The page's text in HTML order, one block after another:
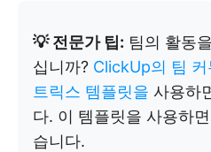
💡 전문가 팁: 팀의 활동
십니까? ClickUp의 팀
트릭스 템플릿을 사용하
다. 이 템플릿을 사용하
습니다.